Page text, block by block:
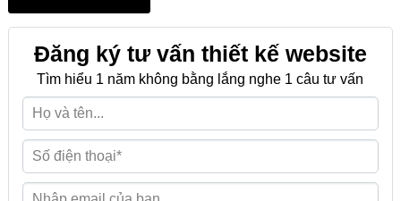
Đăng ký tư vấn thiết kế website
Tìm hiểu 1 năm không bằng lắng nghe 1 câu tư vấn